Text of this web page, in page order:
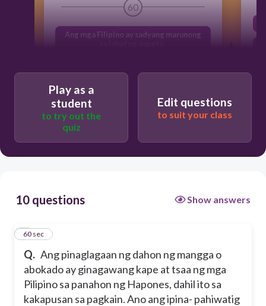
60
Ang mga Filipino ay sadyang marunong
malikhain sa panahon ng kahirapan
Ang mga Filipino ang pinaka mahusay sa
larangan ng agrikultura.
Play as a
student
to try out the
quiz
Edit questions
to suit your class
10 questions Show answers
Q. Ang pinaglagaan ng dahon ng mangga o
abokado ay ginagawang kape at tsaa ng mga
Pilipino sa panahon ng Hapones, dahil ito sa
kakapusan sa pagkain. Ano ang ipina- pahiwatig
160 sec